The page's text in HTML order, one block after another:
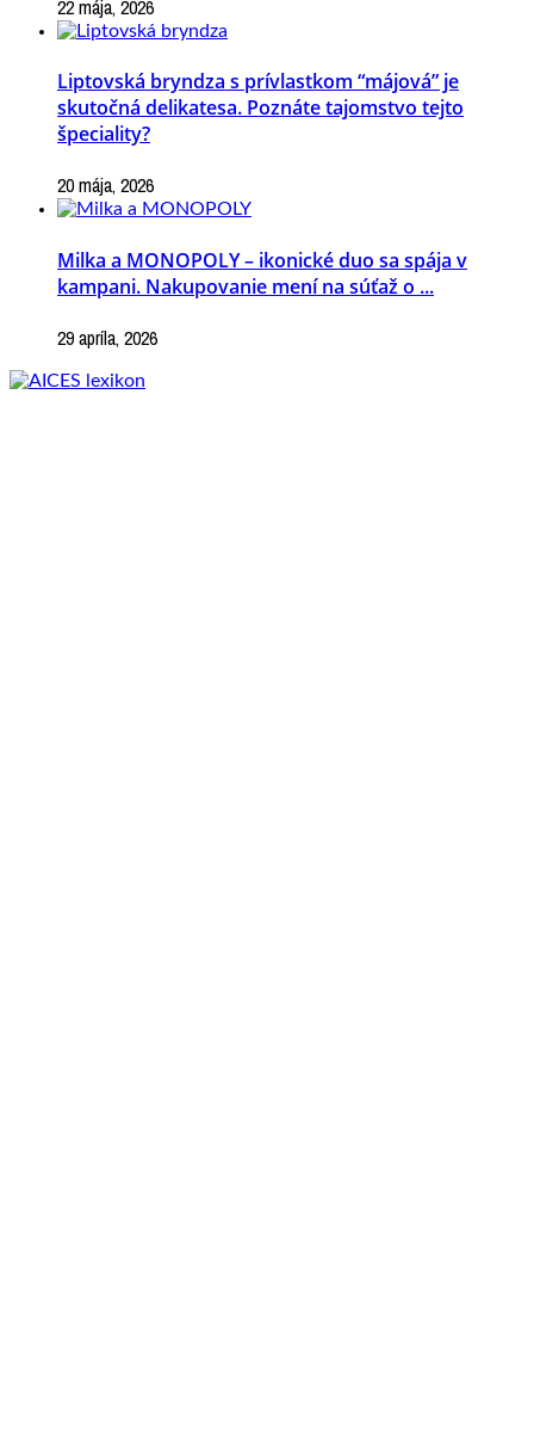
22 mája, 2026
Liptovská bryndza s prívlastkom “májová” je
skutočná delikatesa. Poznáte tajomstvo tejto
špeciality?
20 mája, 2026
Milka a MONOPOLY – ikonické duo sa spája v
kampani. Nakupovanie mení na súťaž o ...
29 apríla, 2026